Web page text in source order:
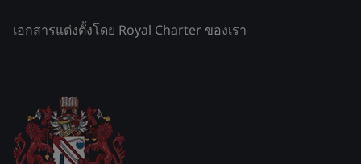
เอกสารแต่งตั้งโดย Royal Charter ของเรา